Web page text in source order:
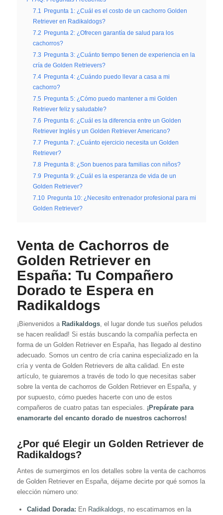
7.1
Pregunta 1: ¿Cuál es el costo de un cachorro Golden
Retriever en Radikaldogs?
7.2 Pregunta 2: ¿Ofrecen garantía de salud para los
cachorros?
7.3 Pregunta 3: ¿Cuánto tiempo tienen de experiencia en la
cría de Golden Retrievers?
7.4 Pregunta 4: ¿Cuándo puedo llevar a casa a mi
cachorro?
7.5 Pregunta 5: ¿Cómo puedo mantener a mi Golden
Retriever feliz y saludable?
7.6 Pregunta 6: ¿Cuál es la diferencia entre un Golden
Retriever Inglés y un Golden Retriever Americano?
7.7 Pregunta 7: ¿Cuánto ejercicio necesita un Golden
Retriever?
7.8 Pregunta 8: ¿Son buenos para familias con niños?
7.9 Pregunta 9: ¿Cuál es la esperanza de vida de un
Golden Retriever?
7.10 Pregunta 10: ¿Necesito entrenador profesional para mi
Golden Retriever?
Venta de Cachorros de
Golden Retriever en
España: Tu Compañero
Dorado te Espera en
Radikaldogs
¡Bienvenidos a Radikaldogs, el lugar donde tus sueños peludos
se hacen realidad! Si estás buscando la compañía perfecta en
forma de un Golden Retriever en España, has llegado al destino
adecuado. Somos un centro de cría canina especializado en la
cría y venta de Golden Retrievers de alta calidad. En este
artículo, te guiaremos a través de todo lo que necesitas saber
sobre la venta de cachorros de Golden Retriever en España, y
por supuesto, cómo puedes hacerte con uno de estos
compañeros de cuatro patas tan especiales. ¡Prepárate para
enamorarte del encanto dorado de nuestros cachorros!
¿Por qué Elegir un Golden Retriever de
Radikaldogs?
Antes de sumergirnos en los detalles sobre la venta de cachorros
de Golden Retriever en España, déjame decirte por qué somos la
elección número uno:
Calidad Dorada: En Radikaldogs , no escatimamos en la